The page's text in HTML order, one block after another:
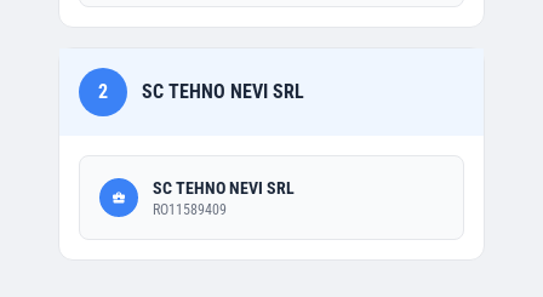
2 SC TEHNO NEVI SRL
SC TEHNO NEVI SRL
RO11589409